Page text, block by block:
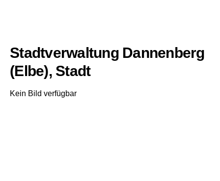
Stadtverwaltung Dannenberg
(Elbe), Stadt
Kein Bild verfügbar